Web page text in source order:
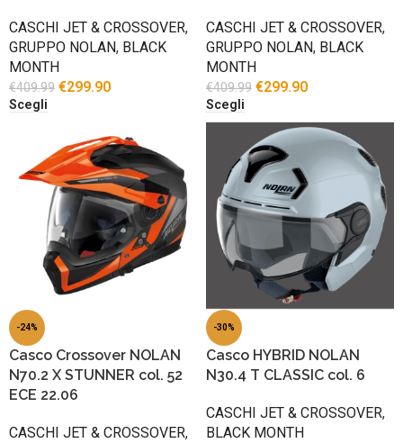
CASCHI JET & CROSSOVER,
GRUPPO NOLAN, BLACK
MONTH
€409.99 €299.90
Scegli
CASCHI JET & CROSSOVER,
GRUPPO NOLAN, BLACK
MONTH
€409.99 €299.90
Scegli
-24%
Casco Crossover NOLAN
N70.2 X STUNNER col. 52
ECE 22.06
CASCHI JET & CROSSOVER,
-30%
Casco HYBRID NOLAN
N30.4 T CLASSIC col. 6
CASCHI JET & CROSSOVER,
BLACK MONTH